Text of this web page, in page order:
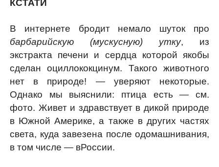
КСТАТИ
В интернете бродит немало шуток про
барбарийскую (мускусную) утку, из
экстракта печени и сердца которой якобы
сделан оциллококцинум. Такого животного
нет в природе! — уверяют некоторые.
Однако мы выяснили: птица есть — см.
фото. Живет и здравствует в дикой природе
в ЮжнойАмерике, а также в других частях
света, куда завезена после одомашнивания,
в том числе — вРоссии.